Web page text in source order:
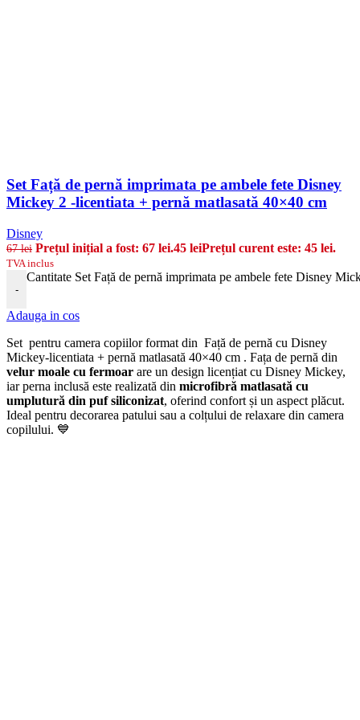
Set Față de pernă imprimata pe ambele fete Disney
Mickey 2 -licentiata + pernă matlasată 40×40 cm
Disney
67lei Prețul inițial a fost: 67 lei.45 leiPrețul curent este: 45 lei.
TVA inclus
-
Cantitate Set Față de pernă imprimata pe ambele fete Disney
Adauga in cos
Set pentru camera copiilor format din Față de pernă cu Disney
Mickey-licentiata + pernă matlasată 40×40 cm . Fața de pernă din
velur moale cu fermoar are un design licențiat cu Disney Mickey,
iar perna inclusă este realizată din microfibră matlasată cu
umplutură din puf siliconizat, oferind confort și un aspect plăcut.
Ideal pentru decorarea patului sau a colțului de relaxare din camera
copilului. 💙